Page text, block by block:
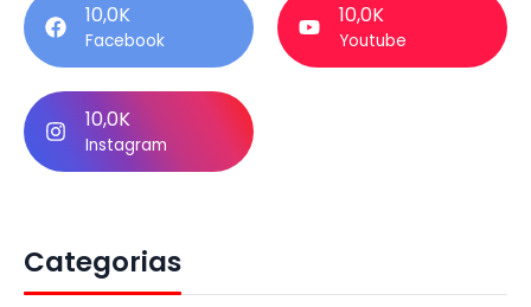
10,0K
Facebook
10,0K
Youtube
10,0K
Instagram
Categorias